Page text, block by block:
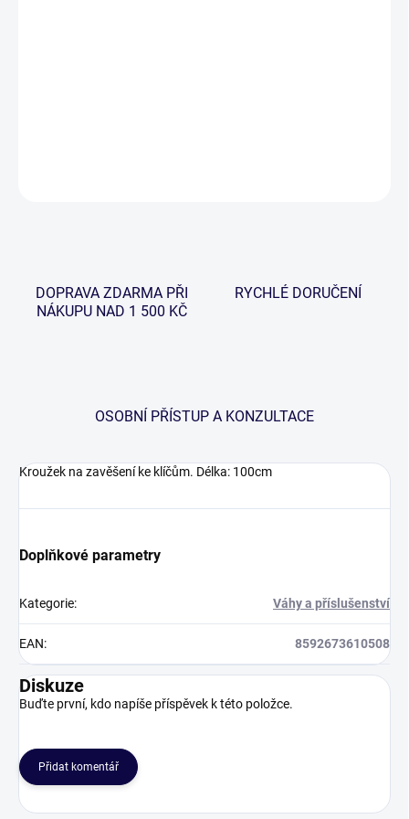
DOPRAVA ZDARMA PŘI
NÁKUPU NAD 1 500 KČ
RYCHLÉ DORUČENÍ
OSOBNÍ PŘÍSTUP A KONZULTACE
Kroužek na zavěšení ke klíčům. Délka: 100cm
Doplňkové parametry
Kategorie: Váhy a příslušenství
EAN: 8592673610508
Diskuze
Buďte první, kdo napíše příspěvek k této položce.
Přidat komentář